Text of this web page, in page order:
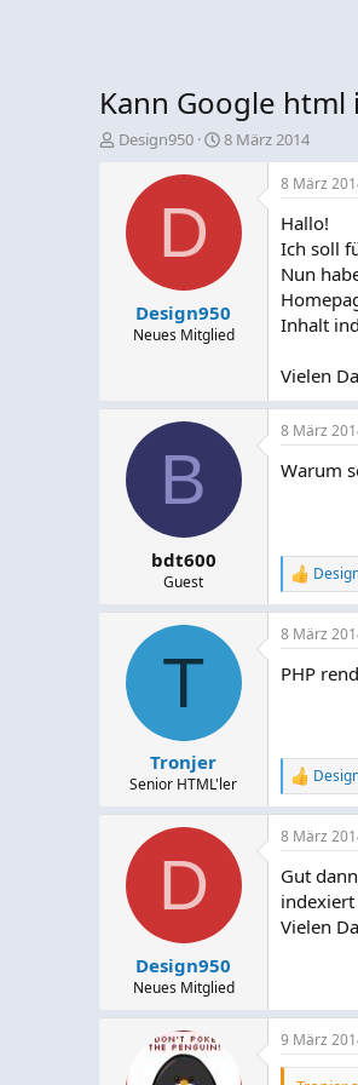
Kann Google
E
Design950
E
l
a
m
8 März 2014
D
Design950
Neues Mitglied
8 März
Hallo!
Ich soll
Nun
Inhalt
Vielen
B
bdt600
Guest
8 März
Warum
R
e
a
k
i
n
:
T
Tronjer
Senior HTML'ler
8 März
PHP
R
e
k
i
o
n
e
D
Design950
Neues Mitglied
8 März
Gut
Vielen
9 März